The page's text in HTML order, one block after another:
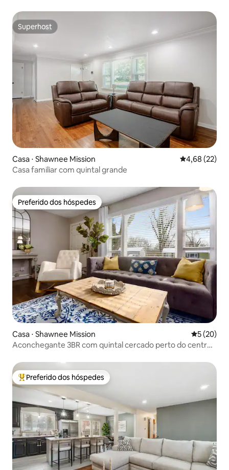
Superhost
Superhost
Casa ⋅ Shawnee Mission 4,68 de uma
4,68 (22)
Casa familiar com quintal grande
Preferido dos hóspedes
Preferido dos hóspedes
Casa ⋅ Shawnee Mission 5 de uma
5 (20)
Aconchegante 3BR com quintal cercado perto do centro
Entre os melhores preferidos dos hóspedes
Preferido dos hóspedes